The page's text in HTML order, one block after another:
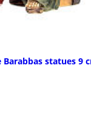
Barabbas statues 9